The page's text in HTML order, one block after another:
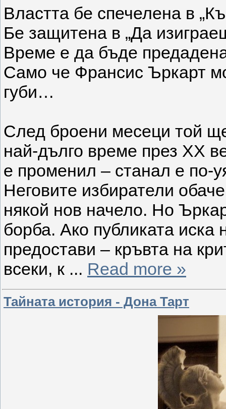
Властта бе спечелена в
Бе защитена в „Да
Време е да бъде
Само че Франсис Ъркарт
губи…
След броени месеци той
най-дълго време през XX
е променил – станал е по-
Неговите избиратели
някой нов начело. Но
борба. Ако публиката иска
предостави – кръвта на
всеки, к ... Read more »
Тайната история - Дона Тарт